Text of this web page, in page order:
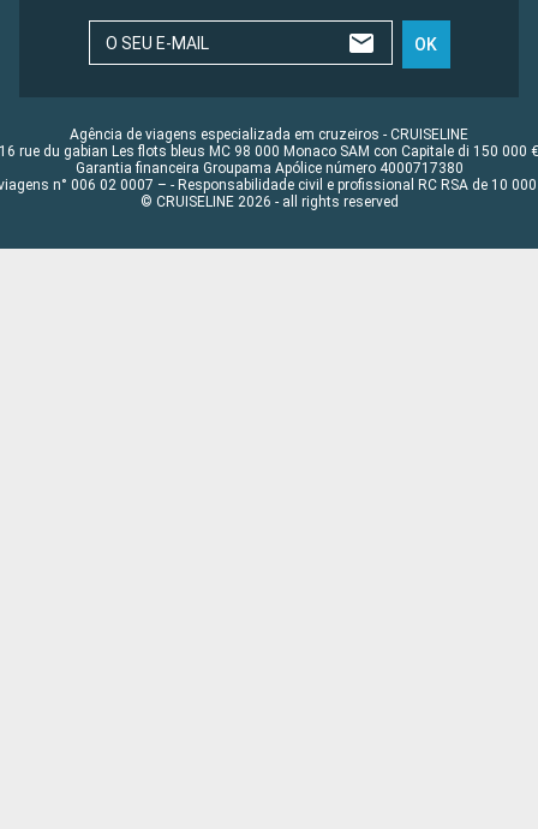
O SEU E-MAIL OK
Agência de viagens especializada em cruzeiros - CRUISELINE
16 rue du gabian Les flots bleus MC 98 000 Monaco SAM con Capitale di 150 000 €
Garantia financeira Groupama Apólice número 4000717380
n° 006 02 0007 – - Responsabilidade civil e profissional RC RSA de 10 000
© CRUISELINE 2026 - all rights reserved